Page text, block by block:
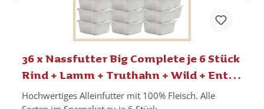
36 x Nassfutter Big Complete je 6 Stück
Rind + Lamm + Truthahn + Wild + Ente
+ Lachs-Huhn
Hochwertiges Alleinfutter mit 100% Fleisch. Alle